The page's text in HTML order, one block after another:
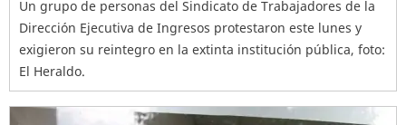
Un grupo de personas del Sindicato de Trabajadores de la
Dirección Ejecutiva de Ingresos protestaron este lunes y
exigieron su reintegro en la extinta institución pública, foto:
El Heraldo.